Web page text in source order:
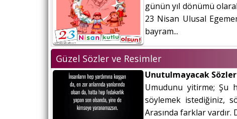
günün yıl dönümü
23 Nisan Ulusal
bayram...
Güzel Sözler ve Resimler
Unutulmayacak Sözler
Umudunu yitirme; Şu
söylemek istediğiniz,
Arasında farklar vardır.